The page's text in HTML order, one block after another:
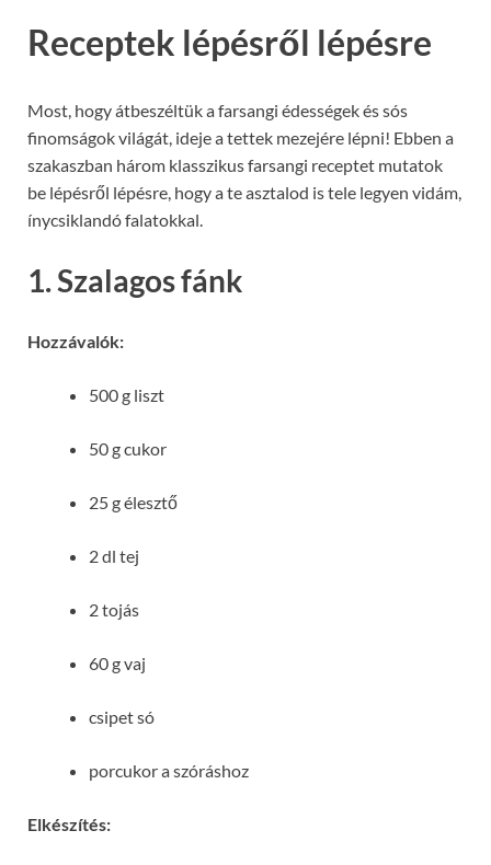
Receptek lépésről lépésre
Most, hogy átbeszéltük a farsangi édességek és sós
finomságok világát, ideje a tettek mezejére lépni! Ebben a
szakaszban három klasszikus farsangi receptet mutatok
be lépésről lépésre, hogy a te asztalod is tele legyen vidám,
ínycsiklandó falatokkal.
1. Szalagos fánk
Hozzávalók:
500 g liszt
50 g cukor
25 g élesztő
2 dl tej
2 tojás
60 g vaj
csipet só
porcukor a szóráshoz
Elkészítés: